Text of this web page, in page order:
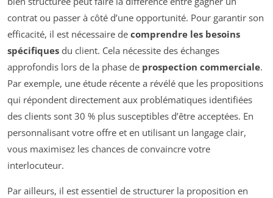
contrat ou passer à côté d’une opportunité. Pour garantir son
efficacité, il est nécessaire de comprendre les besoins
spécifiques du client. Cela nécessite des échanges
approfondis lors de la phase de prospection commerciale.
Par exemple, une étude récente a révélé que les propositions
qui répondent directement aux problématiques identifiées
des clients sont 30 % plus susceptibles d’être acceptées. En
personnalisant votre offre et en utilisant un langage clair,
vous maximisez les chances de convaincre votre
interlocuteur.
Par ailleurs, il est essentiel de structurer la proposition en